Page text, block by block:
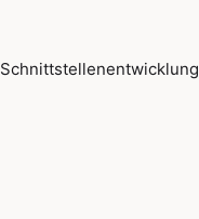
Schnittstellenentwicklung